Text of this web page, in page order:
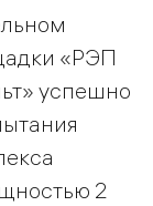
«РЭП
успешно
2